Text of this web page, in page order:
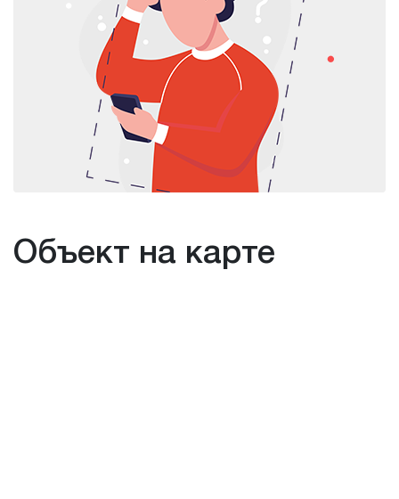
Объект на карте